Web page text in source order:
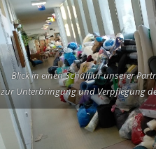
Blick in einen Schulflur unserer
zur Unterbringung und Verpflegung